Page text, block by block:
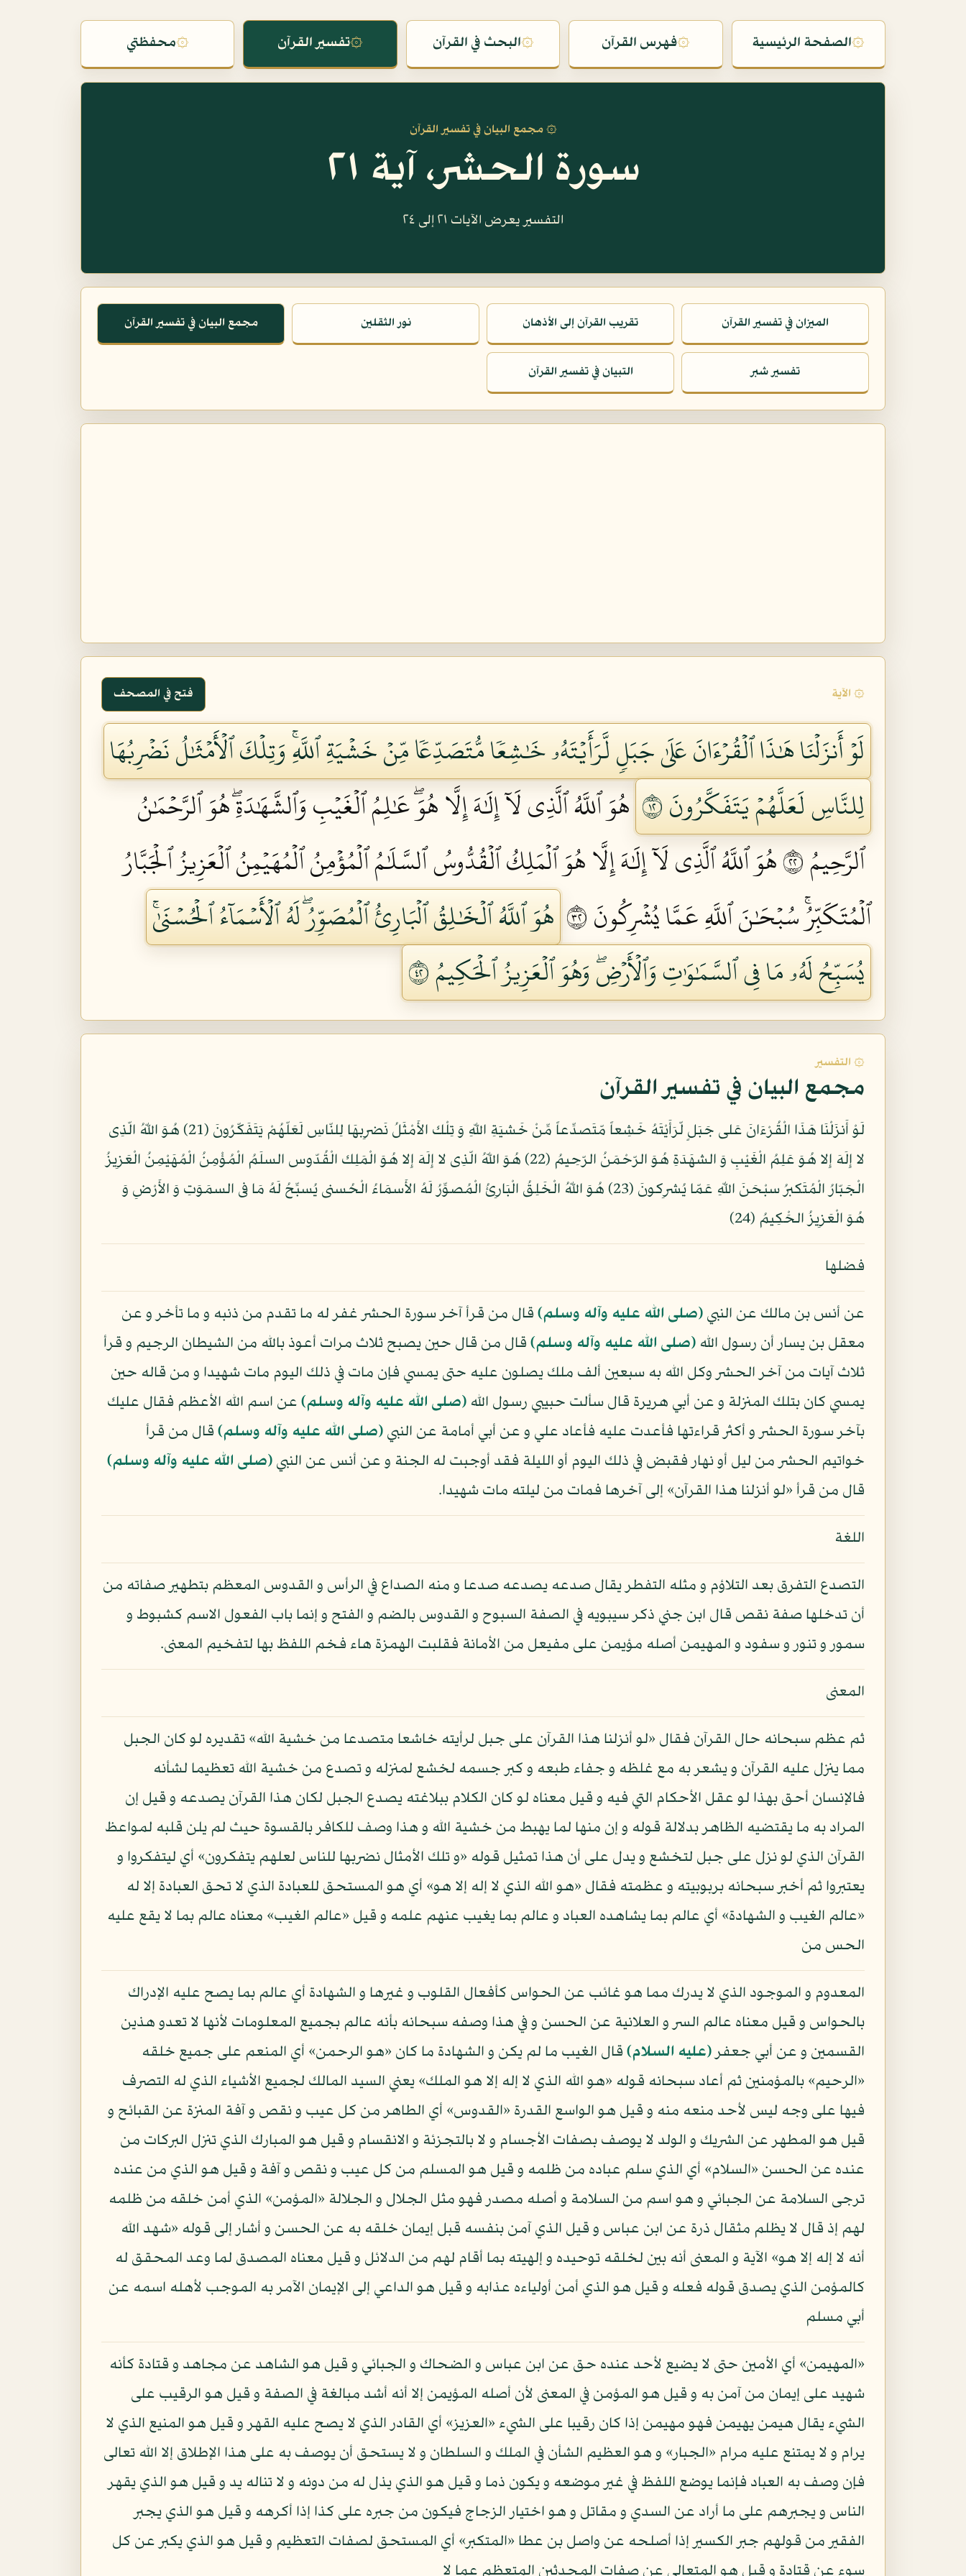
۞الصفحة الرئيسية ۞فهرس القرآن ۞البحث في القرآن ۞تفسير القرآن ۞محفظتي
۞ مجمع البيان في تفسير القرآن
سورة الحشر، آية ٢١
التفسير يعرض الآيات ٢١ إلى ٢٤
الميزان في تفسير القرآن تقريب القرآن إلى الأذهان نور الثقلين مجمع البيان في تفسير القرآن
تفسير شبر التبيان في تفسير القرآن
۞ الآية فتح في المصحف
لَوۡ أَنزَلۡنَا هَٰذَا ٱلۡقُرۡءَانَ عَلَىٰ جَبَلٖ لَّرَأَيۡتَهُۥ خَٰشِعٗا مُّتَصَدِّعٗا مِّنۡ خَشۡيَةِ ٱللَّهِۚ وَتِلۡكَ ٱلۡأَمۡثَٰلُ نَضۡرِبُهَا
لِلنَّاسِ لَعَلَّهُمۡ يَتَفَكَّرُونَ ٢١
هُوَ ٱللَّهُ ٱلَّذِي لَآ إِلَٰهَ إِلَّا هُوَۖ عَٰلِمُ ٱلۡغَيۡبِ وَٱلشَّهَٰدَةِۖ هُوَ ٱلرَّحۡمَٰنُ
ٱلرَّحِيمُ ٢٢
هُوَ ٱللَّهُ ٱلَّذِي لَآ إِلَٰهَ إِلَّا هُوَ ٱلۡمَلِكُ ٱلۡقُدُّوسُ ٱلسَّلَٰمُ ٱلۡمُؤۡمِنُ ٱلۡمُهَيۡمِنُ ٱلۡعَزِيزُ ٱلۡجَبَّارُ
ٱلۡمُتَكَبِّرُۚ سُبۡحَٰنَ ٱللَّهِ عَمَّا يُشۡرِكُونَ ٢٣
هُوَ ٱللَّهُ ٱلۡخَٰلِقُ ٱلۡبَارِئُ ٱلۡمُصَوِّرُۖ لَهُ ٱلۡأَسۡمَآءُ ٱلۡحُسۡنَىٰۚ
يُسَبِّحُ لَهُۥ مَا فِي ٱلسَّمَٰوَٰتِ وَٱلۡأَرۡضِۖ وَهُوَ ٱلۡعَزِيزُ ٱلۡحَكِيمُ ٢٤
۞ التفسير
مجمع البيان في تفسير القرآن
لَوْ أَنزَلْنَا هَذَا الْقُرْءَانَ عَلى جَبَلٍ لّرَأَيْتَهُ خَشِعاً مّتَصدِّعاً مِّنْ خَشيَةِ اللّهِ وَ تِلْك الأَمْثَلُ نَضرِبهَا لِلنّاسِ لَعَلّهُمْ يَتَفَكّرُونَ (21) هُوَ اللّهُ الّذِى
لا إِلَهَ إِلا هُوَ عَلِمُ الْغَيْبِ وَ الشهَدَةِ هُوَ الرّحْمَنُ الرّحِيمُ (22) هُوَ اللّهُ الّذِى لا إِلَهَ إِلا هُوَ الْمَلِك الْقُدّوس السلَمُ الْمُؤْمِنُ الْمُهَيْمِنُ الْعَزِيزُ
الْجَبّارُ الْمُتَكبرُ سبْحَنَ اللّهِ عَمّا يُشرِكونَ (23) هُوَ اللّهُ الْخَلِقُ الْبَارِئُ الْمُصوِّرُ لَهُ الأَسمَاءُ الْحُسنى يُسبِّحُ لَهُ مَا فى السمَوَتِ وَ الأَرْضِ وَ
هُوَ الْعَزِيزُ الحَْكِيمُ (24)
فضلها
عن أنس بن مالك عن النبي (صلى الله عليه وآله وسلم) قال من قرأ آخر سورة الحشر غفر له ما تقدم من ذنبه و ما تأخر و عن
معقل بن يسار أن رسول الله (صلى الله عليه وآله وسلم) قال من قال حين يصبح ثلاث مرات أعوذ بالله من الشيطان الرجيم و قرأ
ثلاث آيات من آخر الحشر وكل الله به سبعين ألف ملك يصلون عليه حتى يمسي فإن مات في ذلك اليوم مات شهيدا و من قاله حين
يمسي كان بتلك المنزلة و عن أبي هريرة قال سألت حبيبي رسول الله (صلى الله عليه وآله وسلم) عن اسم الله الأعظم فقال عليك
بآخر سورة الحشر و أكثر قراءتها فأعدت عليه فأعاد علي و عن أبي أمامة عن النبي (صلى الله عليه وآله وسلم) قال من قرأ
خواتيم الحشر من ليل أو نهار فقبض في ذلك اليوم أو الليلة فقد أوجبت له الجنة و عن أنس عن النبي (صلى الله عليه وآله وسلم)
قال من قرأ «لو أنزلنا هذا القرآن» إلى آخرها فمات من ليلته مات شهيدا.
اللغة
التصدع التفرق بعد التلاؤم و مثله التفطر يقال صدعه يصدعه صدعا و منه الصداع في الرأس و القدوس المعظم بتطهير صفاته من
أن تدخلها صفة نقص قال ابن جني ذكر سيبويه في الصفة السبوح و القدوس بالضم و الفتح و إنما باب الفعول الاسم كشبوط و
سمور و تنور و سفود و المهيمن أصله مؤيمن على مفيعل من الأمانة فقلبت الهمزة هاء فخم اللفظ بها لتفخيم المعنى.
المعنى
ثم عظم سبحانه حال القرآن فقال «لو أنزلنا هذا القرآن على جبل لرأيته خاشعا متصدعا من خشية الله» تقديره لو كان الجبل
مما ينزل عليه القرآن و يشعر به مع غلظه و جفاء طبعه و كبر جسمه لخشع لمنزله و تصدع من خشية الله تعظيما لشأنه
فالإنسان أحق بهذا لو عقل الأحكام التي فيه و قيل معناه لو كان الكلام ببلاغته يصدع الجبل لكان هذا القرآن يصدعه و قيل إن
المراد به ما يقتضيه الظاهر بدلالة قوله و إن منها لما يهبط من خشية الله و هذا وصف للكافر بالقسوة حيث لم يلن قلبه لمواعظ
القرآن الذي لو نزل على جبل لتخشع و يدل على أن هذا تمثيل قوله «و تلك الأمثال نضربها للناس لعلهم يتفكرون» أي ليتفكروا و
يعتبروا ثم أخبر سبحانه بربوبيته و عظمته فقال «هو الله الذي لا إله إلا هو» أي هو المستحق للعبادة الذي لا تحق العبادة إلا له
«عالم الغيب و الشهادة» أي عالم بما يشاهده العباد و عالم بما يغيب عنهم علمه و قيل «عالم الغيب» معناه عالم بما لا يقع عليه
الحس من
المعدوم و الموجود الذي لا يدرك مما هو غائب عن الحواس كأفعال القلوب و غيرها و الشهادة أي عالم بما يصح عليه الإدراك
بالحواس و قيل معناه عالم السر و العلانية عن الحسن و في هذا وصفه سبحانه بأنه عالم بجميع المعلومات لأنها لا تعدو هذين
القسمين و عن أبي جعفر(عليه السلام) قال الغيب ما لم يكن و الشهادة ما كان «هو الرحمن» أي المنعم على جميع خلقه
«الرحيم» بالمؤمنين ثم أعاد سبحانه قوله «هو الله الذي لا إله إلا هو الملك» يعني السيد المالك لجميع الأشياء الذي له التصرف
فيها على وجه ليس لأحد منعه منه و قيل هو الواسع القدرة «القدوس» أي الطاهر من كل عيب و نقص و آفة المنزة عن القبائح و
قيل هو المطهر عن الشريك و الولد لا يوصف بصفات الأجسام و لا بالتجزئة و الانقسام و قيل هو المبارك الذي تنزل البركات من
عنده عن الحسن «السلام» أي الذي سلم عباده من ظلمه و قيل هو المسلم من كل عيب و نقص و آفة و قيل هو الذي من عنده
ترجى السلامة عن الجبائي و هو اسم من السلامة و أصله مصدر فهو مثل الجلال و الجلالة «المؤمن» الذي أمن خلقه من ظلمه
لهم إذ قال لا يظلم مثقال ذرة عن ابن عباس و قيل الذي آمن بنفسه قبل إيمان خلقه به عن الحسن و أشار إلى قوله «شهد الله
أنه لا إله إلا هو» الآية و المعنى أنه بين لخلقه توحيده و إلهيته بما أقام لهم من الدلائل و قيل معناه المصدق لما وعد المحقق له
كالمؤمن الذي يصدق قوله فعله و قيل هو الذي أمن أولياءه عذابه و قيل هو الداعي إلى الإيمان الآمر به الموجب لأهله اسمه عن
أبي مسلم
«المهيمن» أي الأمين حتى لا يضيع لأحد عنده حق عن ابن عباس و الضحاك و الجبائي و قيل هو الشاهد عن مجاهد و قتادة كأنه
شهيد على إيمان من آمن به و قيل هو المؤمن في المعنى لأن أصله المؤيمن إلا أنه أشد مبالغة في الصفة و قيل هو الرقيب على
الشيء يقال هيمن يهيمن فهو مهيمن إذا كان رقيبا على الشيء «العزيز» أي القادر الذي لا يصح عليه القهر و قيل هو المنيع الذي لا
يرام و لا يمتنع عليه مرام «الجبار» و هو العظيم الشأن في الملك و السلطان و لا يستحق أن يوصف به على هذا الإطلاق إلا الله تعالى
فإن وصف به العباد فإنما يوضع اللفظ في غير موضعه و يكون ذما و قيل هو الذي يذل له من دونه و لا تناله يد و قيل هو الذي يقهر
الناس و يجبرهم على ما أراد عن السدي و مقاتل و هو اختيار الزجاج فيكون من جبره على كذا إذا أكرهه و قيل هو الذي يجبر
الفقير من قولهم جبر الكسير إذا أصلحه عن واصل بن عطا «المتكبر» أي المستحق لصفات التعظيم و قيل هو الذي يكبر عن كل
سوء عن قتادة و قيل هو المتعالي عن صفات المحدثين المتعظم عما لا